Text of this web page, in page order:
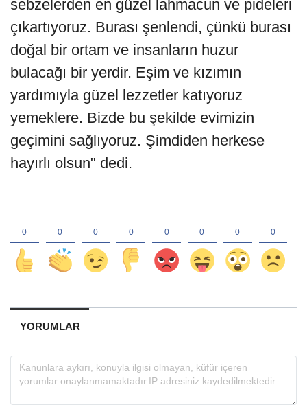
sebzelerden en güzel lahmacun ve pideleri
çıkartıyoruz. Burası şenlendi, çünkü burası
doğal bir ortam ve insanların huzur
bulacağı bir yerdir. Eşim ve kızımın
yardımıyla güzel lezzetler katıyoruz
yemeklere. Bizde bu şekilde evimizin
geçimini sağlıyoruz. Şimdiden herkese
hayırlı olsun" dedi.
YORUMLAR